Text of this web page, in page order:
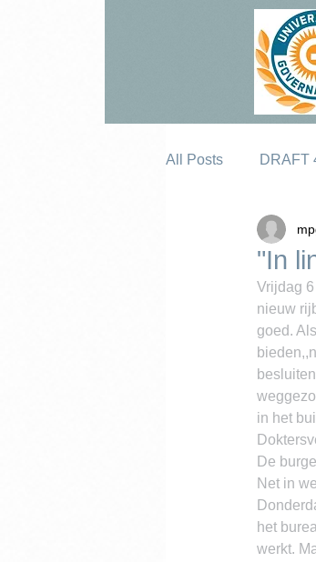
All Posts DRAFT
"In
Vrijdag
nieuw
goed.
in het
De
Net in
het
werkt.